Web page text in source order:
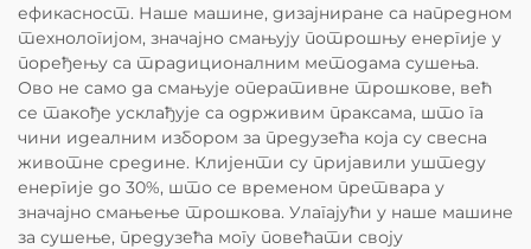
ефикасност. Наше машине, дизајниране са напредном
технологијом, значајно смањују потрошњу енергије у
поређењу са традиционалним методама сушења.
Ово не само да смањује оперативне трошкове, већ
се такође усклађује са одрживим праксама, што га
чини идеалним избором за предузећа која су свесна
животне средине. Клијенти су пријавили уштеду
енергије до 30%, што се временом претвара у
значајно смањење трошкова. Улагајући у наше машине
за сушење, предузећа могу повећати своју